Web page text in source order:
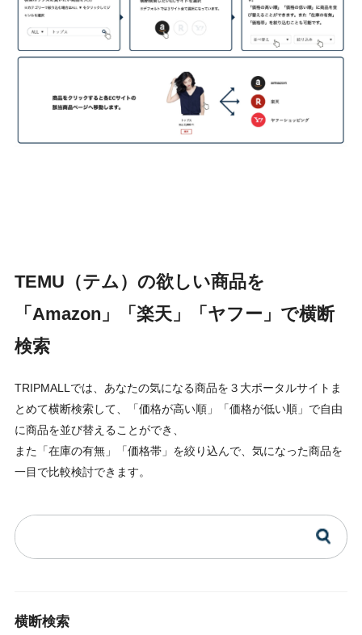
TEMU（テム）の欲しい商品を
「Amazon」「楽天」「ヤフー」で横断
検索
TRIPMALLでは、あなたの気になる商品を３大ポータルサイトま
とめて横断検索して、「価格が高い順」「価格が低い順」で自由
に商品を並び替えることができ、
また「在庫の有無」「価格帯」を絞り込んで、気になった商品を
一目で比較検討できます。
横断検索